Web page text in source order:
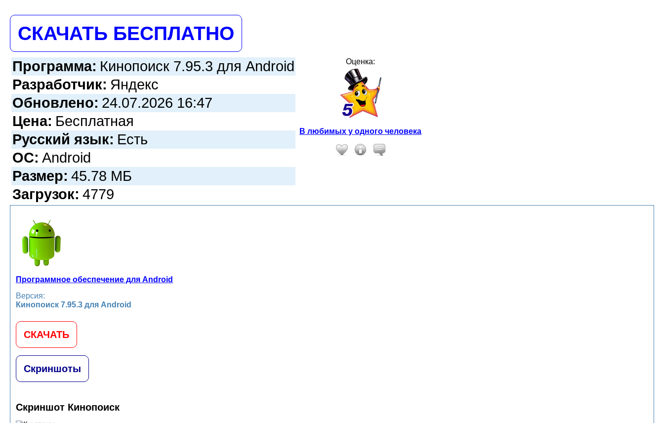
СКАЧАТЬ БЕСПЛАТНО
Программа: Кинопоиск 7.95.3 для Android
Разработчик: Яндекс
Обновлено: 24.07.2026 16:47
Цена: Бесплатная
Русский язык: Есть
ОС: Android
Размер: 45.78 МБ
Загрузок: 4779
Оценка:
В любимых у одного человека
Программное обеспечение для Android
Версия:
Кинопоиск 7.95.3 для Android
СКАЧАТЬ
Скриншоты
Скриншот Кинопоиск